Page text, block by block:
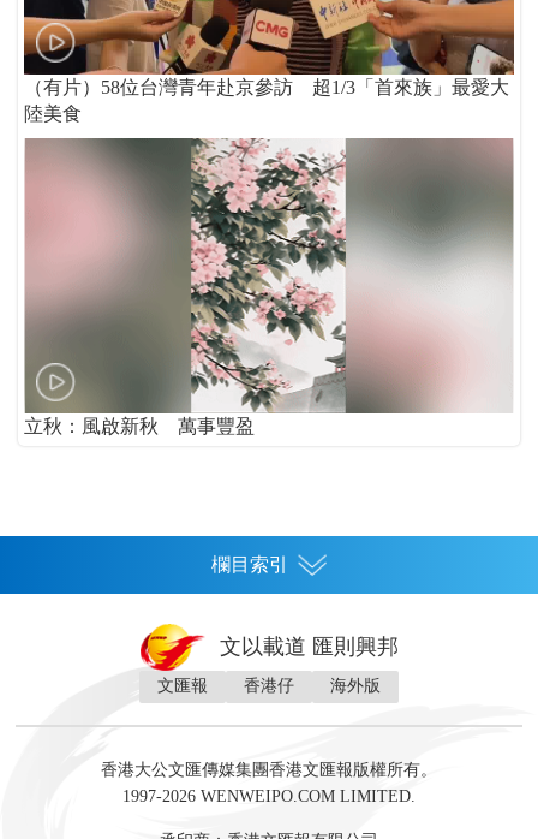
（有片）58位台灣青年赴京參訪 超1/3「首來族」最愛大
陸美食
立秋：風啟新秋 萬事豐盈
欄目索引
灣區人
財經 地產 投資 財評 數字經濟
文以載道 匯則興邦
文匯報 香港仔 海外版
香港大公文匯傳媒集團香港文匯報版權所有。
1997-2026 WENWEIPO.COM LIMITED.